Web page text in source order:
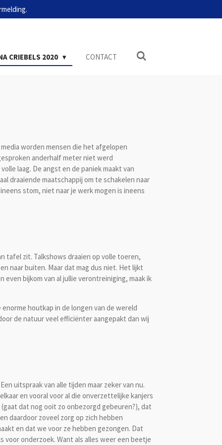
CRIEBELS 2020 CONTACT
worden mensen die het afgelopen
anderhalf meter niet werd
laag. De angst en de paniek maakt van
draaiende maatschappij om te schakelen naar
stom, niet naar je werk mogen is ineens
tafel zit. Talkshows draaien op volle toeren,
naar buiten. Maar dat mag dus niet. Het lijkt
bijkom van al jullie verontreiniging, maak ik
houtkap in de longen van de wereld
de natuur veel efficiënter aangepakt dan wij
uitspraak van alle tijden maar zeker van nu.
en vooral voor al die onverzettelijke kanjers
dat nog ooit zo onbezorgd gebeuren?), dat
daardoor zoveel zorg op zich hebben
en dat we voor ze hebben gezongen. Dat
onderzoek. Want als alles weer een beetje